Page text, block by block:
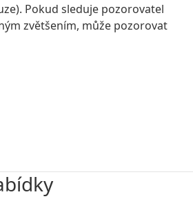
Pokud sleduje pozorovatel
zvětšením, může pozorovat